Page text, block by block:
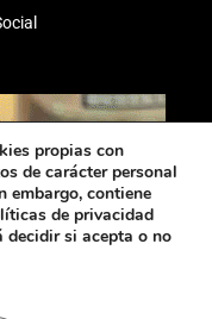
propias con
de carácter personal
embargo, contiene
de privacidad
decidir si acepta o no